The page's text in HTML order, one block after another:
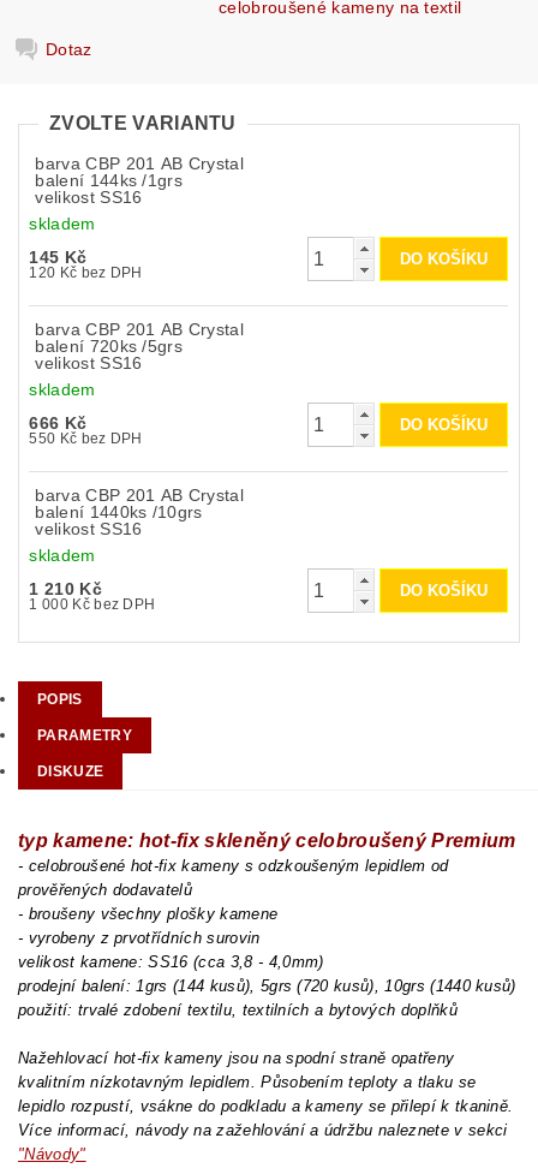
celobroušené kameny na textil
Dotaz
ZVOLTE VARIANTU
barva CBP 201 AB Crystal
balení 144ks /1grs
velikost SS16
skladem
145 Kč
120 Kč bez DPH
barva CBP 201 AB Crystal
balení 720ks /5grs
velikost SS16
skladem
666 Kč
550 Kč bez DPH
barva CBP 201 AB Crystal
balení 1440ks /10grs
velikost SS16
skladem
1 210 Kč
1 000 Kč bez DPH
POPIS
PARAMETRY
DISKUZE
typ kamene: hot-fix skleněný celobroušený Premium
- celobroušené hot-fix kameny s odzkoušeným lepidlem od
prověřených dodavatelů
- broušeny všechny plošky kamene
- vyrobeny z prvotřídních surovin
velikost kamene: SS16 (cca 3,8 - 4,0mm)
prodejní balení: 1grs (144 kusů), 5grs (720 kusů), 10grs (1440 kusů)
použití: trvalé zdobení textilu, textilních a bytových doplňků
Nažehlovací hot-fix kameny jsou na spodní straně opatřeny
kvalitním nízkotavným lepidlem. Působením teploty a tlaku se
lepidlo rozpustí, vsákne do podkladu a kameny se přilepí k tkanině.
Více informací, návody na zažehlování a údržbu naleznete v sekci
"Návody"